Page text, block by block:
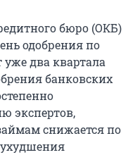
бюро (ОКБ)
одобрения по
два квартала
банковских
экспертов,
снижается по